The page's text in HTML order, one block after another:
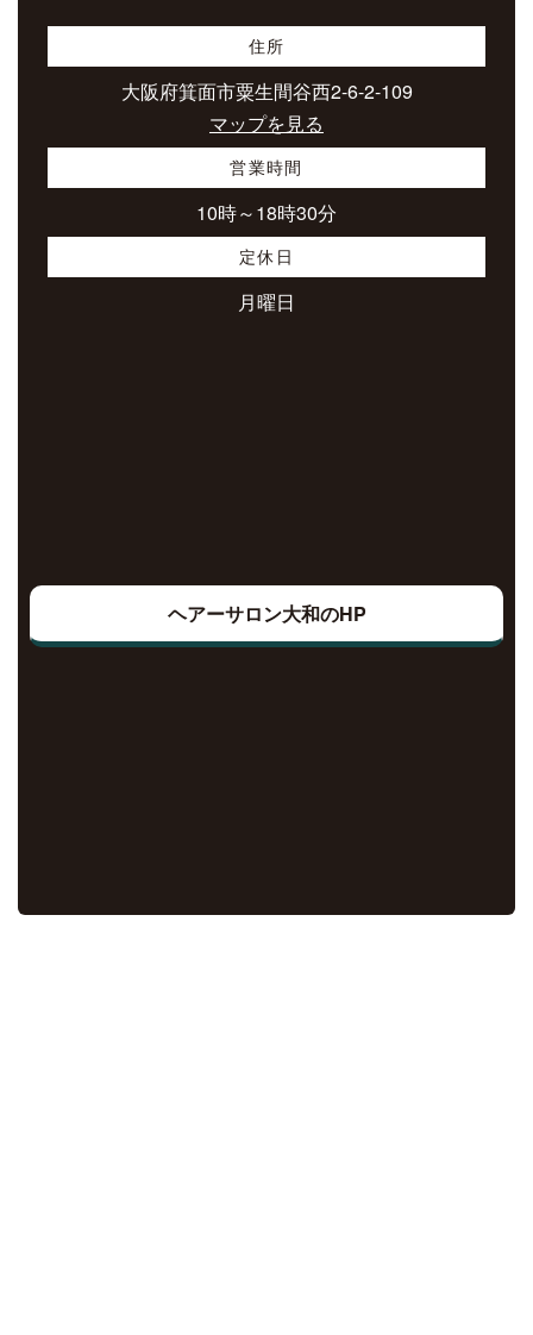
住所
大阪府箕面市粟生間谷西2-6-2-109
マップを見る
営業時間
10時～18時30分
定休日
月曜日
ヘアーサロン大和のHP